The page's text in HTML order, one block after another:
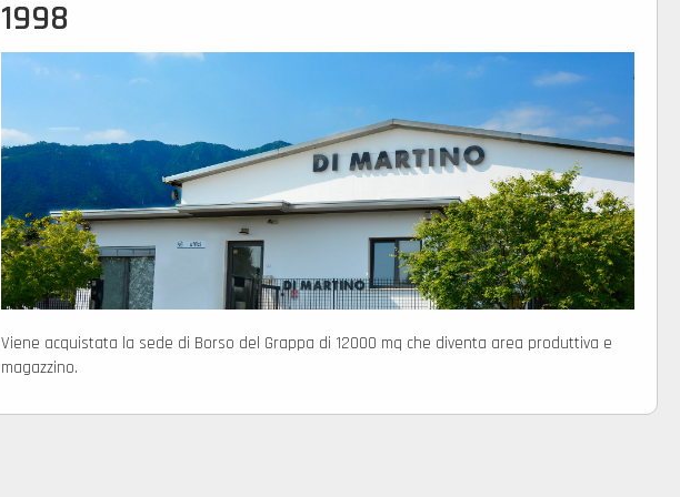
1998
Viene acquistata la sede di Borso del Grappa di 12000 mq che diventa area produttiva e
magazzino.